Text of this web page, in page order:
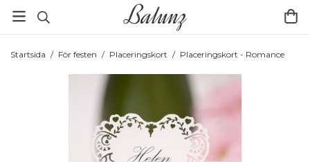
Startsida / För festen / Placeringskort / Placeringskort - Romance